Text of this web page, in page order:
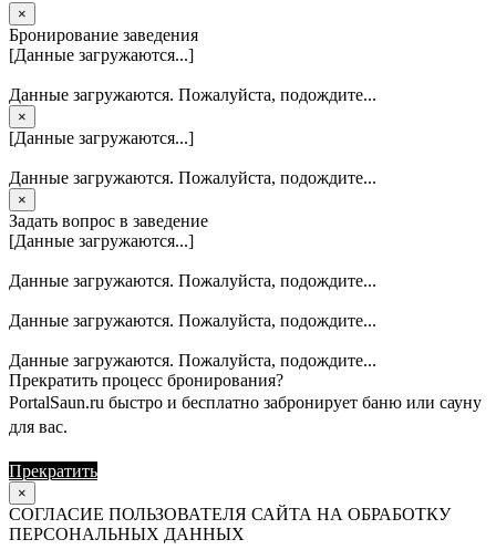
×
Бронирование заведения
[Данные загружаются...]
Данные загружаются. Пожалуйста, подождите...
×
[Данные загружаются...]
Данные загружаются. Пожалуйста, подождите...
×
Задать вопрос в заведение
[Данные загружаются...]
Данные загружаются. Пожалуйста, подождите...
Данные загружаются. Пожалуйста, подождите...
Данные загружаются. Пожалуйста, подождите...
Прекратить процесс бронирования?
PortalSaun.ru быстро и бесплатно забронирует баню или сауну
для вас.
Прекратить
×
СОГЛАСИЕ ПОЛЬЗОВАТЕЛЯ САЙТА НА ОБРАБОТКУ
ПЕРСОНАЛЬНЫХ ДАННЫХ